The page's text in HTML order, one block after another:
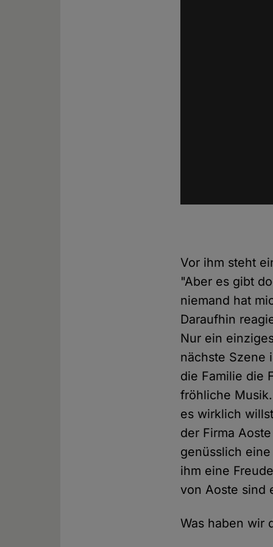
Vor ihm steht
"Aber es gibt
niemand hat
Daraufhin
Nur ein
nächste Szene
die Familie die
fröhliche
es wirklich
der Firma
genüsslich
ihm eine
von Aoste sind
Was haben wir